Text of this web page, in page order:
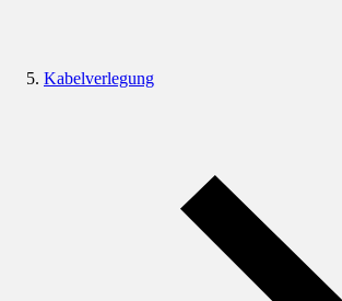
Kabelverlegung